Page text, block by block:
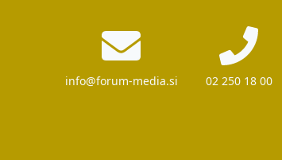
info@forum-media.si 02 250 18 00